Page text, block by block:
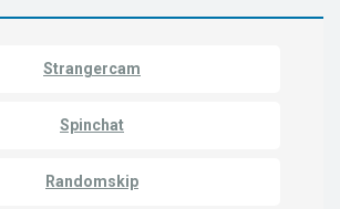
Strangercam
Spinchat
Randomskip